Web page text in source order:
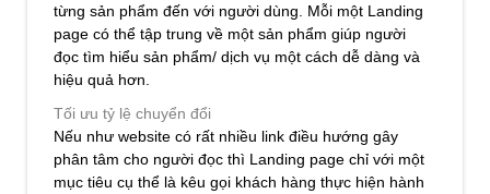
từng sản phẩm đến với người dùng. Mỗi một Landing
page có thể tập trung về một sản phẩm giúp người
đọc tìm hiểu sản phẩm/ dịch vụ một cách dễ dàng và
hiệu quả hơn.
Tối ưu tỷ lệ chuyển đổi
Nếu như website có rất nhiều link điều hướng gây
phân tâm cho người đọc thì Landing page chỉ với một
mục tiêu cụ thể là kêu gọi khách hàng thực hiện hành